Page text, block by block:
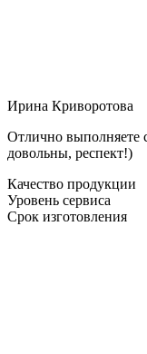
Ирина Криворотова
Отлично выполняете
довольны, респект!)
Качество продукции
Уровень сервиса
Срок изготовления